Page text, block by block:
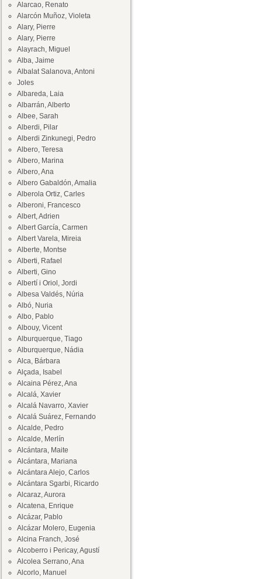
Alarcao, Renato
Alarcón Muñoz, Violeta
Alary, Pierre
Alary, Pierre
Alayrach, Miguel
Alba, Jaime
Albalat Salanova, Antoni
Joles
Albareda, Laia
Albarrán, Alberto
Albee, Sarah
Alberdi, Pilar
Alberdi Zinkunegi, Pedro
Albero, Teresa
Albero, Marina
Albero, Ana
Albero Gabaldón, Amalia
Alberola Ortiz, Carles
Alberoni, Francesco
Albert, Adrien
Albert García, Carmen
Albert Varela, Mireia
Alberte, Montse
Alberti, Rafael
Alberti, Gino
Albertí i Oriol, Jordi
Albesa Valdés, Núria
Albó, Nuria
Albo, Pablo
Albouy, Vicent
Alburquerque, Tiago
Alburquerque, Nádia
Alca, Bárbara
Alçada, Isabel
Alcaina Pérez, Ana
Alcalá, Xavier
Alcalá Navarro, Xavier
Alcalá Suárez, Fernando
Alcalde, Pedro
Alcalde, Merlín
Alcántara, Maite
Alcántara, Mariana
Alcántara Alejo, Carlos
Alcántara Sgarbi, Ricardo
Alcaraz, Aurora
Alcatena, Enrique
Alcázar, Pablo
Alcázar Molero, Eugenia
Alcina Franch, José
Alcoberro i Pericay, Agustí
Alcolea Serrano, Ana
Alcorlo, Manuel